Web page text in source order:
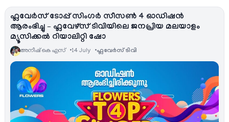
ഫ്ലവേര്‍സ് ടോപ്പ് സിംഗര്‍ സീസണ്‍ 4 ഓഡിഷന്‍
ആരംഭിച്ചു – ഫ്ലവേഴ്സ് ടിവിയിലെ ജനപ്രിയ മലയാളം
മ്യൂസിക്കൽ റിയാലിറ്റി ഷോ
അനീഷ്‌ കെ എസ് 14 July ഫ്ലവേര്‍സ് ടിവി